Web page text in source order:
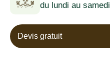
du lundi au samedi
Devis gratuit